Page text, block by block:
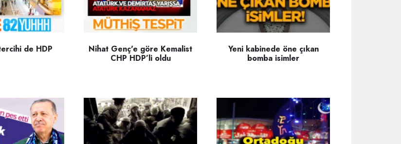
de HDP
Nihat Genç'e göre Kemalist
CHP HDP’li oldu
Yeni kabinede öne çıkan
bomba isimler